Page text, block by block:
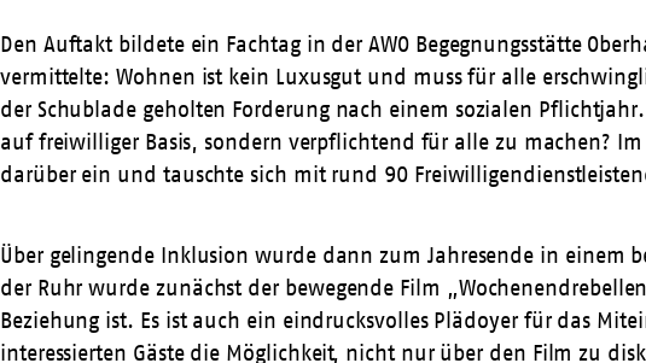
Den Auftakt bildete ein Fachtag in der AWO Begegnungsstätte
vermittelte: Wohnen ist kein Luxusgut und muss für alle
der Schublade geholten Forderung nach einem sozialen
auf freiwilliger Basis, sondern verpflichtend für alle zu machen?
darüber ein und tauschte sich mit rund 90
Über gelingende Inklusion wurde dann zum Jahresende in einem
der Ruhr wurde zunächst der bewegende Film
Beziehung ist. Es ist auch ein eindrucksvolles Plädoyer für das
interessierten Gäste die Möglichkeit, nicht nur über den Film zu